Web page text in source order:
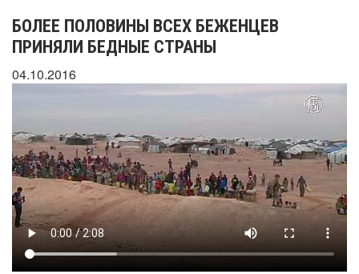
БОЛЕЕ ПОЛОВИНЫ ВСЕХ БЕЖЕНЦЕВ
ПРИНЯЛИ БЕДНЫЕ СТРАНЫ
04.10.2016